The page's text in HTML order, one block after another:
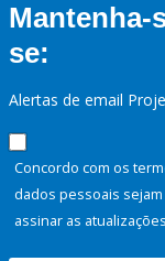
Mantenha-
se:
Alertas de email
Concordo com os
dados pessoais
assinar as